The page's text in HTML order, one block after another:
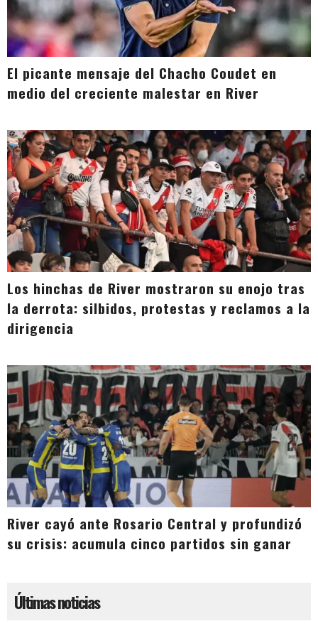
El picante mensaje del Chacho Coudet en
medio del creciente malestar en River
Los hinchas de River mostraron su enojo tras
la derrota: silbidos, protestas y reclamos a la
dirigencia
River cayó ante Rosario Central y profundizó
su crisis: acumula cinco partidos sin ganar
Últimas noticias